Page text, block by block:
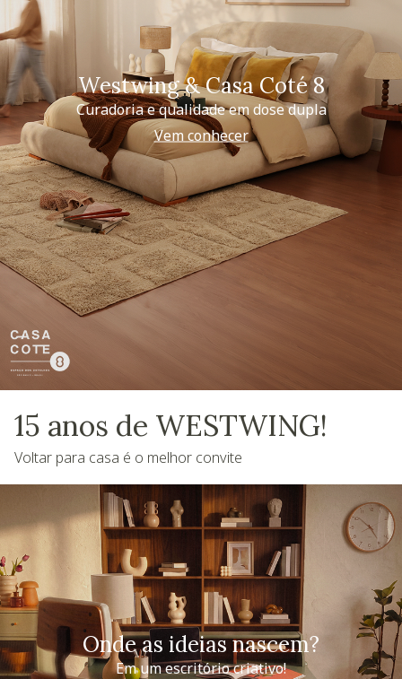
Westwing & Casa Coté 8
Curadoria e qualidade em dose dupla
Vem conhecer
15 anos de WESTWING!
Voltar para casa é o melhor convite
Onde as ideias nascem?
Em um escritório criativo!